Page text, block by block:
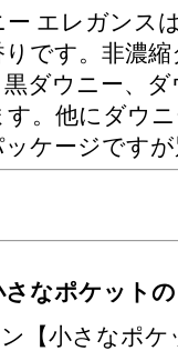
エレガンス
です。非濃
ダウニー、
。他にダウ
ケージです
なポケット
【小さなポケ